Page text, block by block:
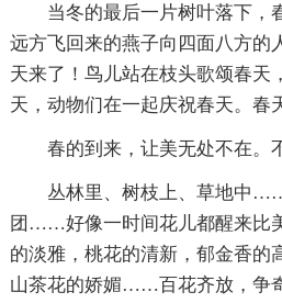
当冬的最后一片树叶落下，
远方飞回来的燕子向四面八方的
天来了！鸟儿站在枝头歌颂春天
天，动物们在一起庆祝春天。春
春的到来，让美无处不在。
丛林里、树枝上、草地中
团……好像一时间花儿都醒来比
的淡雅，桃花的清新，郁金香的
山茶花的娇媚……百花齐放，争